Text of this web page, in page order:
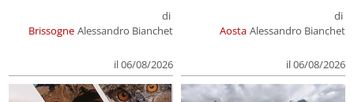
Brissogne
di
Alessandro Bianchet
il 06/08/2026
Aosta
di
Alessandro Bianchet
il 06/08/2026